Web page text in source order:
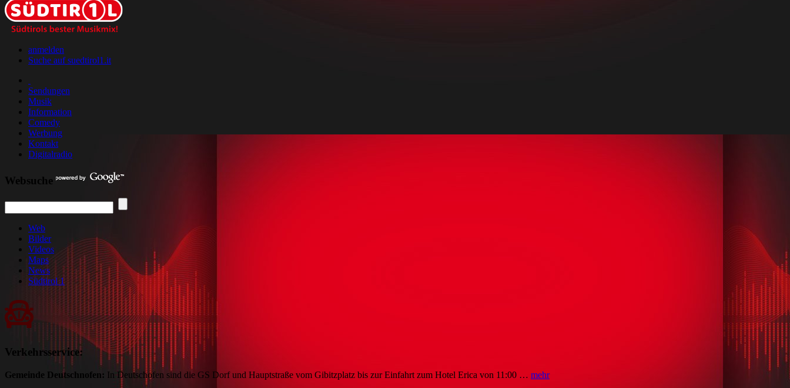
anmelden
Suche auf suedtirol1.it
Sendungen
Musik
Information
Comedy
Werbung
Kontakt
Digitalradio
Websuche
Web
Bilder
Videos
Maps
News
Südtirol 1
Verkehrsservice:
Gemeinde Deutschnofen: In Deutschofen sind die GS Dorf und Hauptstraße vom Gibitzplatz bis zur Einfahrt zum Hotel Erica von 11:00 … mehr